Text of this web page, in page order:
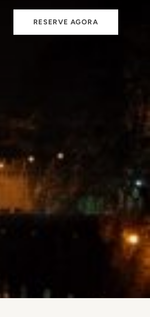
RESERVE AGORA